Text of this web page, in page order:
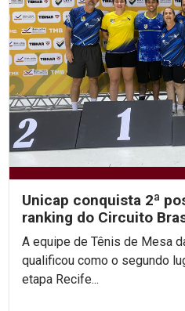
Unicap conquista 2ª
ranking do Circuito
Mesa
A equipe de Tênis de Mesa
qualificou como o segundo
etapa Recife...